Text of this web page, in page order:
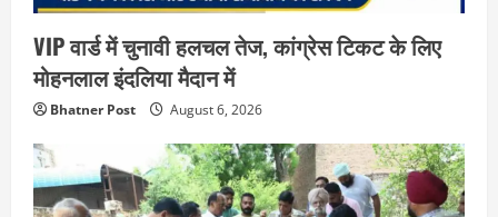
VIP वार्ड में चुनावी हलचल तेज, कांग्रेस टिकट के लिए
मोहनलाल इंदलिया मैदान में
Bhatner Post August 6, 2026